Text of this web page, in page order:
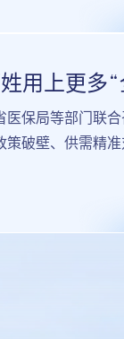
保局等部门联
破壁、供需精